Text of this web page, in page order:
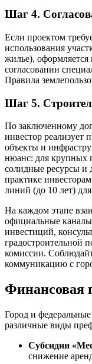
Шаг 4.
Если проектом
использования
жилье),
согласовании
Правила
Шаг 5.
По заключенному
инвестор реализует
объекты и
нюанс: для крупных
солидные ресурсы и
практике
линий (до 10 лет)
На каждом этапе
официальные
инвестиций,
градостроительной
комиссии.
коммуникацию с
Финансовая
Город и
различные виды
Субсидии
снижение